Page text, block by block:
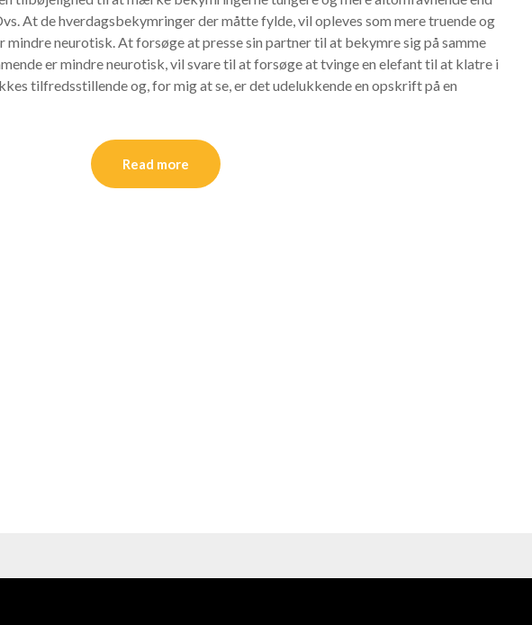
At de hverdagsbekymringer der måtte fylde, vil opleves som mere truende og
mindre neurotisk. At forsøge at presse sin partner til at bekymre sig på samme
er mindre neurotisk, vil svare til at forsøge at tvinge en elefant til at klatre i
tilfredsstillende og, for mig at se, er det udelukkende en opskrift på en
Read more